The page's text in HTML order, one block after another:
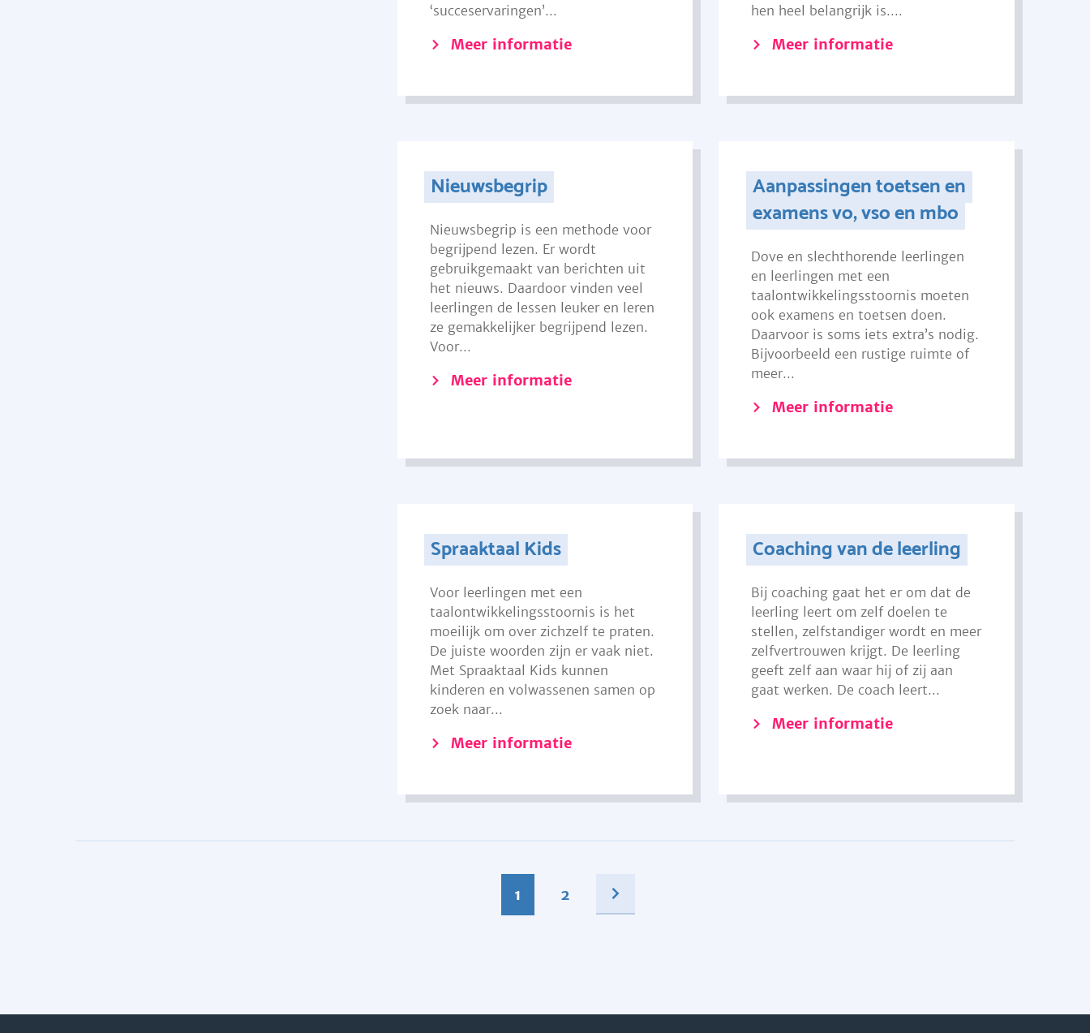
‘succeservaringen’...
Meer informatie
hen heel belangrijk is....
Meer informatie
Nieuwsbegrip
Nieuwsbegrip is een methode voor
begrijpend lezen. Er wordt
gebruikgemaakt van berichten uit
het nieuws. Daardoor vinden veel
leerlingen de lessen leuker en leren
ze gemakkelijker begrijpend lezen.
Voor...
Meer informatie
Aanpassingen toetsen en
examens vo, vso en mbo
Dove en slechthorende leerlingen
en leerlingen met een
taalontwikkelingsstoornis moeten
ook examens en toetsen doen.
Daarvoor is soms iets extra’s nodig.
Bijvoorbeeld een rustige ruimte of
meer...
Meer informatie
Spraaktaal Kids
Voor leerlingen met een
taalontwikkelingsstoornis is het
moeilijk om over zichzelf te praten.
De juiste woorden zijn er vaak niet.
Met Spraaktaal Kids kunnen
kinderen en volwassenen samen op
zoek naar...
Meer informatie
Coaching van de leerling
Bij coaching gaat het er om dat de
leerling leert om zelf doelen te
stellen, zelfstandiger wordt en meer
zelfvertrouwen krijgt. De leerling
geeft zelf aan waar hij of zij aan
gaat werken. De coach leert...
Meer informatie
1 2